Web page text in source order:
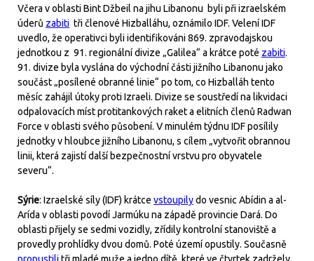
Včera v oblasti Bint Džbeil na jihu Libanonu byli při izraelském
úderů zabiti tři členové Hizballáhu, oznámilo IDF. Velení IDF
uvedlo, že operativci byli identifikováni 869. zpravodajskou
jednotkou z 91. regionální divize „Galilea“ a krátce poté zabiti.
91. divize byla vyslána do východní části jižního Libanonu jako
součást „posílené obranné linie“ po tom, co Hizballáh tento
měsíc zahájil útoky proti Izraeli. Divize se soustředí na likvidaci
odpalovacích míst protitankových raket a elitních členů Radwan
Force v oblasti svého působení. V minulém týdnu IDF posílily
jednotky v hloubce jižního Libanonu, s cílem „vytvořit obrannou
linii, která zajistí další bezpečnostní vrstvu pro obyvatele
severu“.
Sýrie: Izraelské síly (IDF) krátce vstoupilydo vesnic Abídin a al-
Arída v oblasti povodí Jarmúku na západě provincie Dará. Do
oblasti přijely se sedmi vozidly, zřídily kontrolní stanoviště a
provedly prohlídky dvou domů. Poté území opustily. Současně